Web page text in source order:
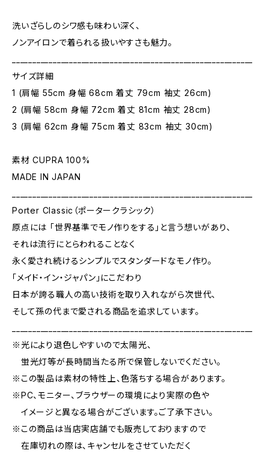
洗いざらしのシワ感も味わい深く、
ノンアイロンで着られる扱いやすさも魅力。
サイズ詳細
1 (肩幅 55cm 身幅 68cm 着丈 79cm 袖丈 26cm)
2 (肩幅 58cm 身幅 72cm 着丈 81cm 袖丈 28cm)
3 (肩幅 62cm 身幅 75cm 着丈 83cm 袖丈 30cm)
素材 CUPRA 100%
MADE IN JAPAN
Porter Classic（ポータークラシック）
原点には 「世界基準でモノ作りをする」と言う想いがあり、
それは流行にとらわれることなく
永く愛され続けるシンプルでスタンダードなモノ作り。
「メイド・イン・ジャパン」にこだわり
日本が誇る職人の高い技術を取り入れながら次世代、
そして孫の代まで愛される商品を追求しています。
※光により退色しやすいので太陽光、
蛍光灯等が長時間当たる所で保管しないでください。
※この製品は素材の特性上、色落ちする場合があります。
※PC、モニター、ブラウザーの環境により実際の色や
イメージと異なる場合がございます。ご了承下さい。
※この商品は当店実店舗でも販売しておりますので
在庫切れの際は、キャンセルをさせていただく